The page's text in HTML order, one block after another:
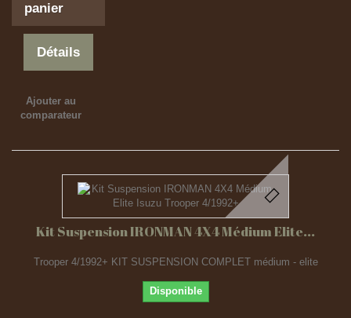
panier
Détails
Ajouter au
comparateur
Kit Suspension IRONMAN 4X4 Médium Elite...
Trooper 4/1992+ KIT SUSPENSION COMPLET médium - elite
Disponible